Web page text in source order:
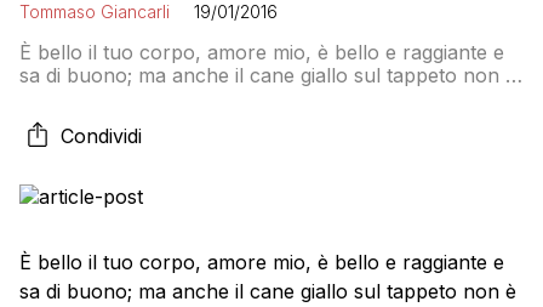
Tommaso Giancarli 19/01/2016
È bello il tuo corpo, amore mio, è bello e raggiante e
sa di buono; ma anche il cane giallo sul tappeto non è
dei raggi ti colpisce, la tua peluria bionda sembra
esplodere, e tutto è oro. Ma quel cane giallo – chi l’ha
Condividi
È bello il tuo corpo, amore mio, è bello e raggiante e
sa di buono; ma anche il cane giallo sul tappeto non è